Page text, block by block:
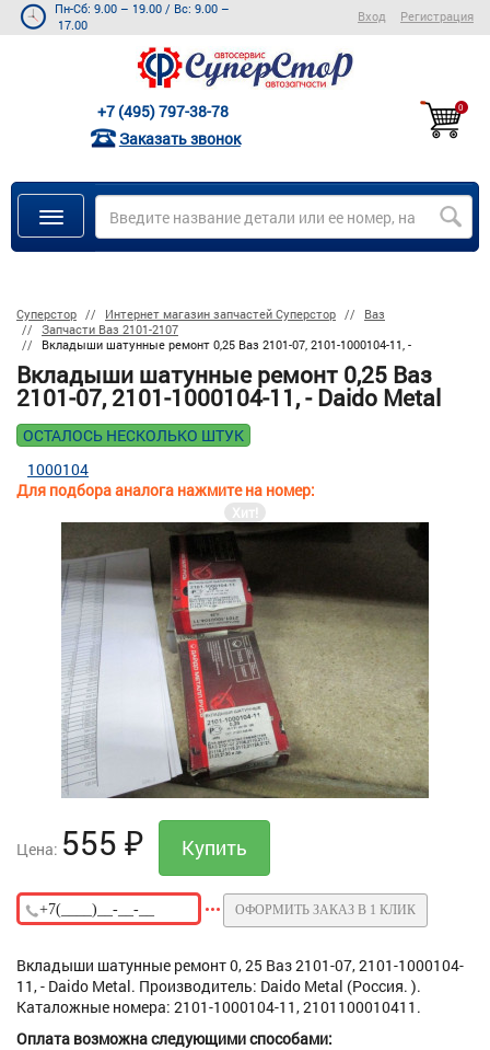
Пн-Сб: 9.00 – 19.00 / Вс: 9.00 –
17.00
Вход Регистрация
+7 (495) 797-38-78
Заказать звонок
0
Суперстор Интернет магазин запчастей Суперстор
Ваз
Запчасти Ваз 2101-2107
Вкладыши шатунные ремонт 0,25 Ваз 2101-07, 2101-1000104-11, -
Вкладыши шатунные ремонт 0,25 Ваз
2101-07, 2101-1000104-11, - Daido Metal
ОСТАЛОСЬ НЕСКОЛЬКО ШТУК
Для подбора аналога нажмите на номер:
1000104
Хит!
Цена: 555 ₽
ОФОРМИТЬ ЗАКАЗ В 1 КЛИК
Вкладыши шатунные ремонт 0, 25 Ваз 2101-07, 2101-1000104-
11, - Daido Metal. Производитель: Daido Metal (Россия. ).
Каталожные номера: 2101-1000104-11, 2101100010411.
Оплата возможна следующими способами: